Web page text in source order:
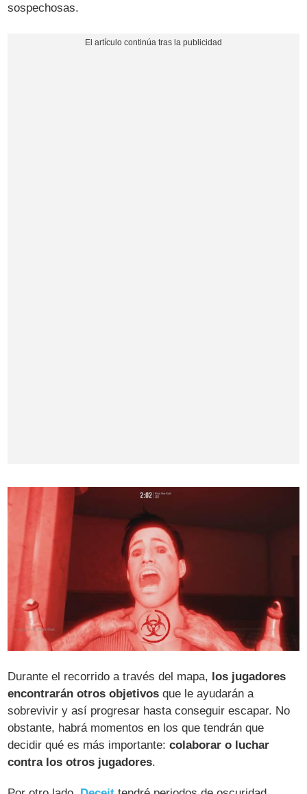
sospechosas.
Durante el recorrido a través del mapa, los jugadores
encontrarán otros objetivos que le ayudarán a
sobrevivir y así progresar hasta conseguir escapar. No
obstante, habrá momentos en los que tendrán que
decidir qué es más importante:colaborar o luchar
contra los otros jugadores.